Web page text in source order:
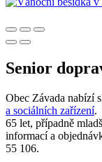
Senior
Obec Závada nabízí
a sociálních zařízení.
65 let, případně
informací a
55 106.